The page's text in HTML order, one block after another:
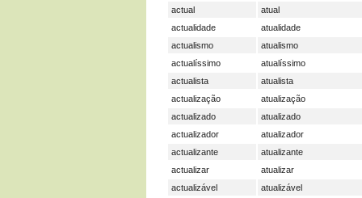
actual
atual
actualidade
atualidade
actualismo
atualismo
actualíssimo
atualíssimo
actualista
atualista
actualização
atualização
actualizado
atualizado
actualizador
atualizador
actualizante
atualizante
actualizar
atualizar
actualizável
atualizável